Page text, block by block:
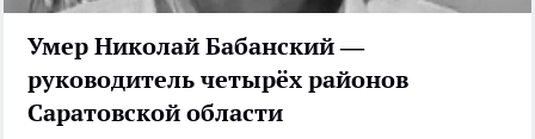
Умер Николай Бабанский —
руководитель четырёх районов
Саратовской области